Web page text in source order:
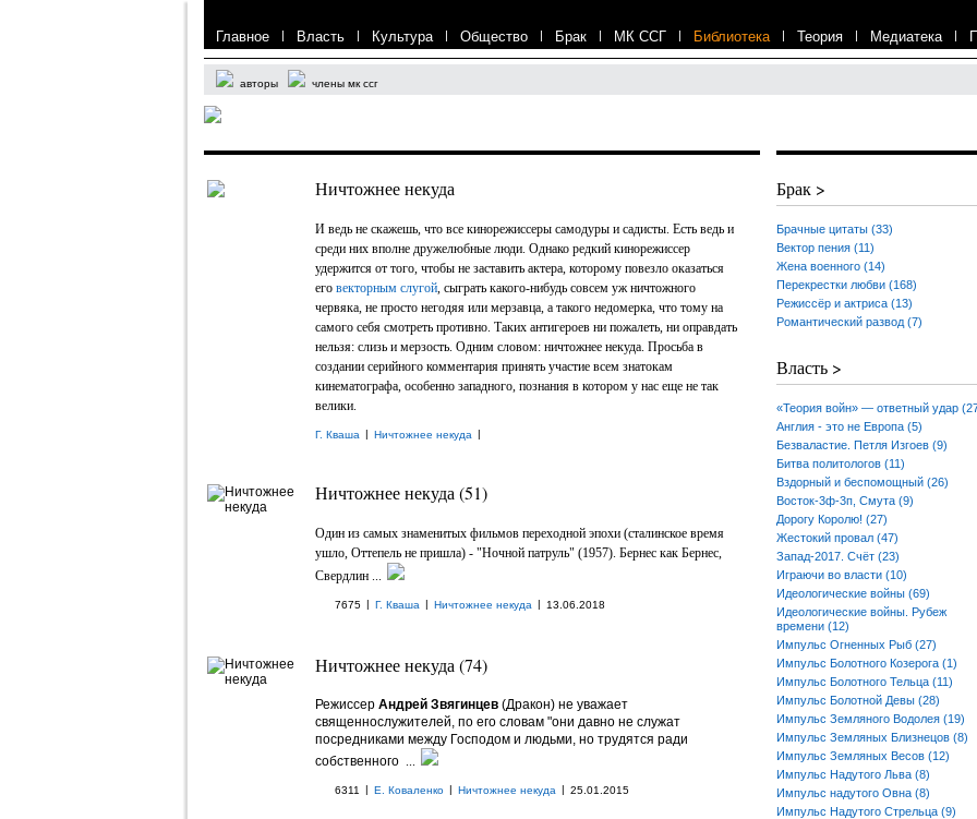
Главное | Власть | Культура | Общество | Брак | МК ССГ | Библиотека | Теория | Медиатека |
авторы члены мк ссг
Ничтожнее некуда
И ведь не скажешь, что все кинорежиссеры самодуры и садисты. Есть ведь и
среди них вполне дружелюбные люди. Однако редкий кинорежиссер
удержится от того, чтобы не заставить актера, которому повезло оказаться
его векторным слугой, сыграть какого-нибудь совсем уж ничтожного
червяка, не просто негодяя или мерзавца, а такого недомерка, что тому на
самого себя смотреть противно. Таких антигероев ни пожалеть, ни оправдать
нельзя: слизь и мерзость. Одним словом: ничтожнее некуда. Просьба в
создании серийного комментария принять участие всем знатокам
кинематографа, особенно западного, познания в котором у нас еще не так
велики.
Г. Кваша | Ничтожнее некуда |
Ничтожнее некуда (51)
Один из самых знаменитых фильмов переходной эпохи (сталинское время
ушло, Оттепель не пришла) - "Ночной патруль" (1957). Бернес как Бернес,
Свердлин ...
7675 | Г. Кваша | Ничтожнее некуда | 13.06.2018
Ничтожнее некуда (74)
Режиссер Андрей Звягинцев (Дракон) не уважает
священнослужителей, по его словам "они давно не служат
посредниками между Господом и людьми, но трудятся ради
собственного ...
6311 | Е. Коваленко | Ничтожнее некуда | 25.01.2015
Брак >
Брачные цитаты (33)
Вектор пения (11)
Жена военного (14)
Перекрестки любви (168)
Режиссёр и актриса (13)
Романтический развод (7)
Власть >
«Теория войн» — ответный удар
Англия - это не Европа (5)
Безваластие. Петля Изгоев (9)
Битва политологов (11)
Вздорный и беспомощный (26)
Восток-3ф-3п, Смута (9)
Дорогу Королю! (27)
Жестокий провал (47)
Запад-2017. Счёт (23)
Играючи во власти (10)
Идеологические войны (69)
Идеологические войны. Рубеж
времени (12)
Импульс Огненных Рыб (27)
Импульс Болотного Козерога (1)
Импульс Болотного Тельца (11)
Импульс Болотной Девы (28)
Импульс Земляного Водолея (19)
Импульс Земляных Близнецов (8)
Импульс Земляных Весов (12)
Импульс Надутого Льва (8)
Импульс надутого Овна (8)
Импульс Надутого Стрельца (9)